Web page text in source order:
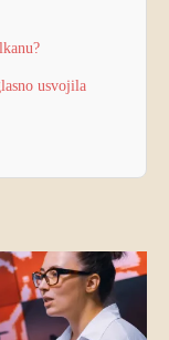
usvojila